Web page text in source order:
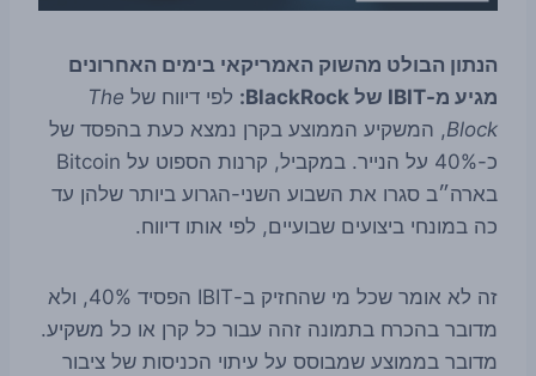
הנתון הבולט מהשוק האמריקאי בימים האחרונים
מגיע מ-IBIT של BlackRock:
לפי דיווח של The
Block, המשקיע הממוצע בקרן נמצא כעת בהפסד של
כ-40% על הנייר. במקביל, קרנות הספוט על Bitcoin
בארה״ב סגרו את השבוע השני-הגרוע ביותר שלהן עד
כה במונחי ביצועים שבועיים, לפי אותו דיווח.
זה לא אומר שכל מי שהחזיק ב-IBIT הפסיד 40%, ולא
מדובר בהכרח בתמונה זהה עבור כל קרן או כל משקיע.
מדובר בממוצע שמבוסס על עיתוי הכניסות של ציבור